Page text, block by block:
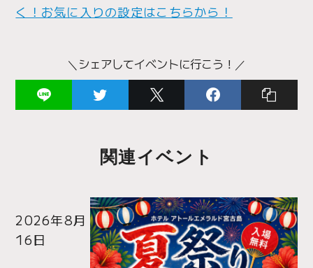
く！お気に入りの設定はこちらから！
＼シェアしてイベントに行こう！／
関連イベント
2026年8月
16日